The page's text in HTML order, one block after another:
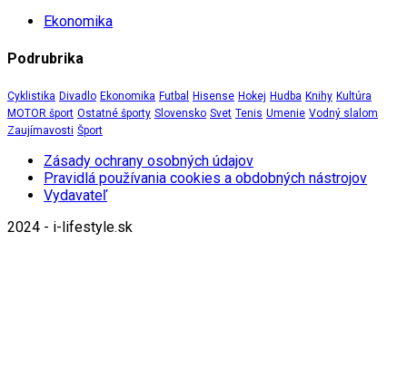
Ekonomika
Podrubrika
Cyklistika Divadlo Ekonomika Futbal Hisense Hokej Hudba Knihy Kultúra
MOTOR šport Ostatné športy Slovensko Svet Tenis Umenie Vodný slalom
Zaujímavosti Šport
Zásady ochrany osobných údajov
Pravidlá používania cookies a obdobných nástrojov
Vydavateľ
2024 - i-lifestyle.sk